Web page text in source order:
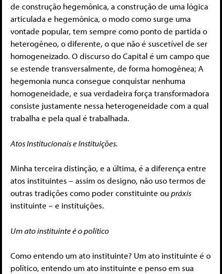
de construção hegemônica, a construção de uma lógica
articulada e hegemônica, o modo como surge uma
vontade popular, tem sempre como ponto de partida o
heterogêneo, o diferente, o que não é suscetível de ser
homogeneizado. O discurso do Capital é um campo que
se estende transversalmente, de forma homogênea; A
hegemonia nunca consegue conquistar nenhuma
homogeneidade, e sua verdadeira força transformadora
consiste justamente nessa heterogeneidade com a qual
trabalha e pela qual é trabalhada.
Atos Institucionais e Instituições.
Minha terceira distinção, e a última, é a diferença entre
atos instituintes – assim os designo, não uso termos de
outras tradições como poder constituinte oupráxis
instituinte – e instituições.
Um ato instituinte é o político
Como entendo um ato instituinte? Um ato instituinte é o
político, entendo um ato instituinte e penso em sua